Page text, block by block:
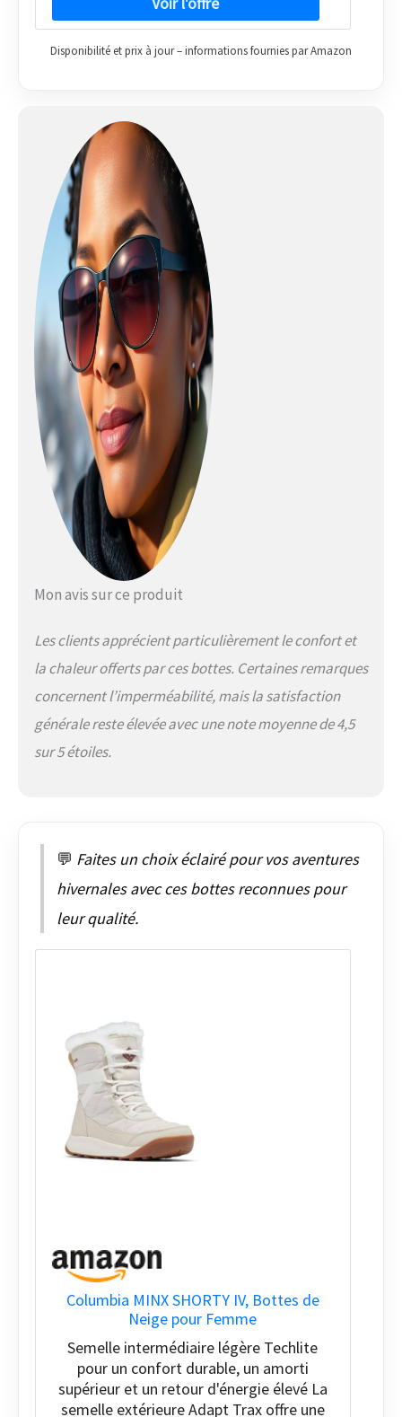
Disponibilité et prix à jour – informations fournies par Amazon
Mon avis sur ce produit
Les clients apprécient particulièrement le confort et
la chaleur offerts par ces bottes. Certaines remarques
concernent l’imperméabilité, mais la satisfaction
générale reste élevée avec une note moyenne de 4,5
sur 5 étoiles.
💬 Faites un choix éclairé pour vos aventures
hivernales avec ces bottes reconnues pour
leur qualité.
Columbia MINX SHORTY IV, Bottes de
Neige pour Femme
Semelle intermédiaire légère Techlite
pour un confort durable, un amorti
supérieur et un retour d'énergie élevé La
semelle extérieure Adapt Trax offre une